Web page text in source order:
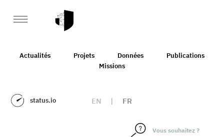
Actualités Projets Données
Publications
Missions
status.io EN | FR